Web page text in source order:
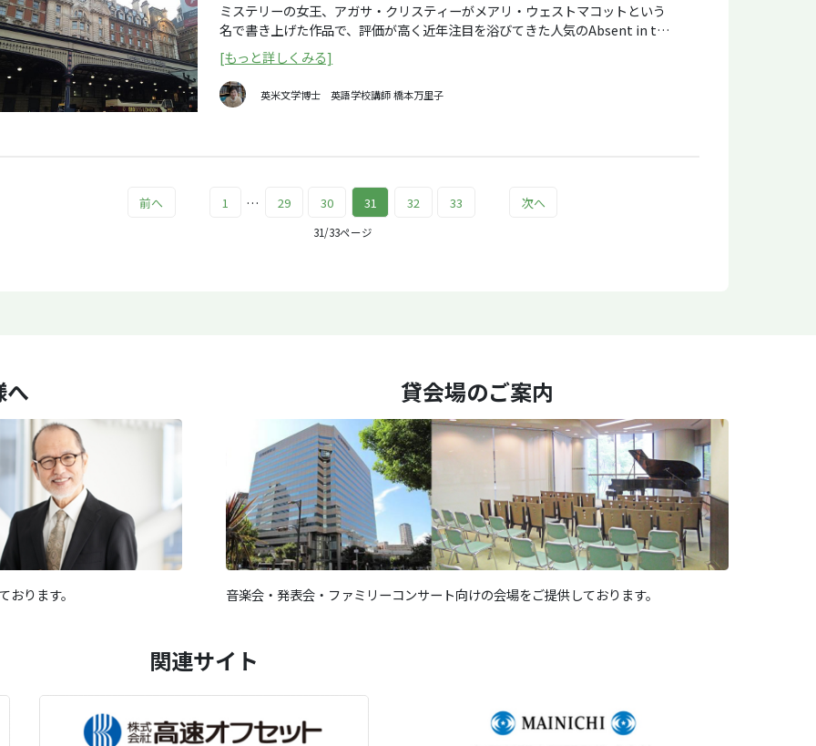
ミステリーの女王、アガサ・クリスティーがメアリ・ウェストマコットという
名で書き上げた作品で、評価が高く近年注目を浴びてきた人気のAbsent in the
Springを読んでいきます。 主人公はエルキュール・ポアロでもミス・マープル
でもなく、ロンドン郊外に暮らす女性で夫を支え子供たちを立派に育て上げ理
想の家庭を築いてきたと自負しています。娘の見舞いに訪れた異国の地の帰り
に、偶然女学生時代の友人と出会い話をするうちに、ふと、自分の人生は自分
いたのではないか…と思い始めていきます。 殺人も起こらず探偵も登場しませ
んが、さすがにクリスティーの作品だけあって、真実が徐々に浮かび上がって
いく過程には、ミステリー感サスペンスにあふれています。クリスティーが本
当に書きたかった一作ではないかと思います。 読みやすい小説です。原文を味
[もっと詳しくみる]
英米文学博士 英語学校講師橋本万里子
前へ 1 … 29 30 31 32 33 次へ
31/33ページ
へ
ります。
貸会場のご案内
音楽会・発表会・ファミリーコンサート向けの会場をご提供しております。
関連サイト